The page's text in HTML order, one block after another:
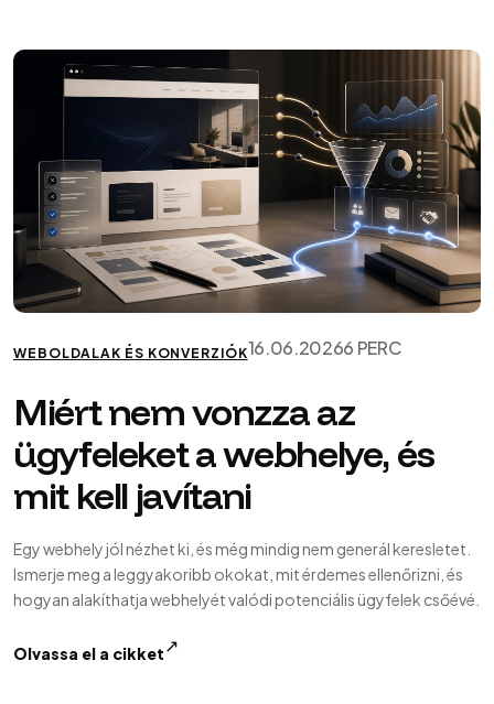
WEBOLDALAK ÉS KONVERZIÓK16.06.20266 PERC
Miért nem vonzza az
ügyfeleket a webhelye, és
mit kell javítani
Egy webhely jól nézhet ki, és még mindig nem generál keresletet.
Ismerje meg a leggyakoribb okokat, mit érdemes ellenőrizni, és
hogyan alakíthatja webhelyét valódi potenciális ügyfelek csőévé.
Olvassa el a cikket↗